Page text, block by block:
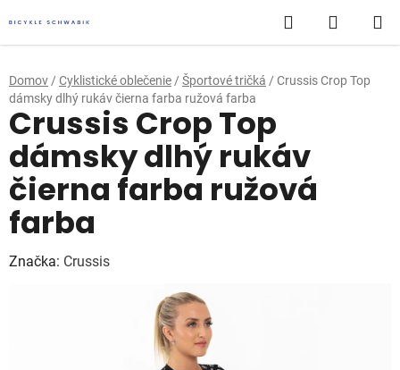
na
obsah
Hľadať
KOŠÍK
Domov / Cyklistické oblečenie / Športové tričká / Crussis Crop Top
dámsky dlhý rukáv čierna farba ružová farba
Crussis Crop Top
dámsky dlhý rukáv
čierna farba ružová
farba
Značka: Crussis